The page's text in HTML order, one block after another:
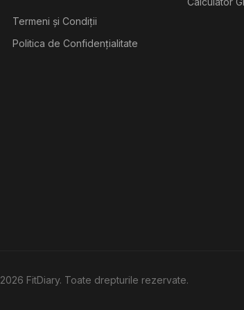
Termeni și Condiții
Politica de Confidențialitate
2026 FitDiary. Toate drepturile rezervate.